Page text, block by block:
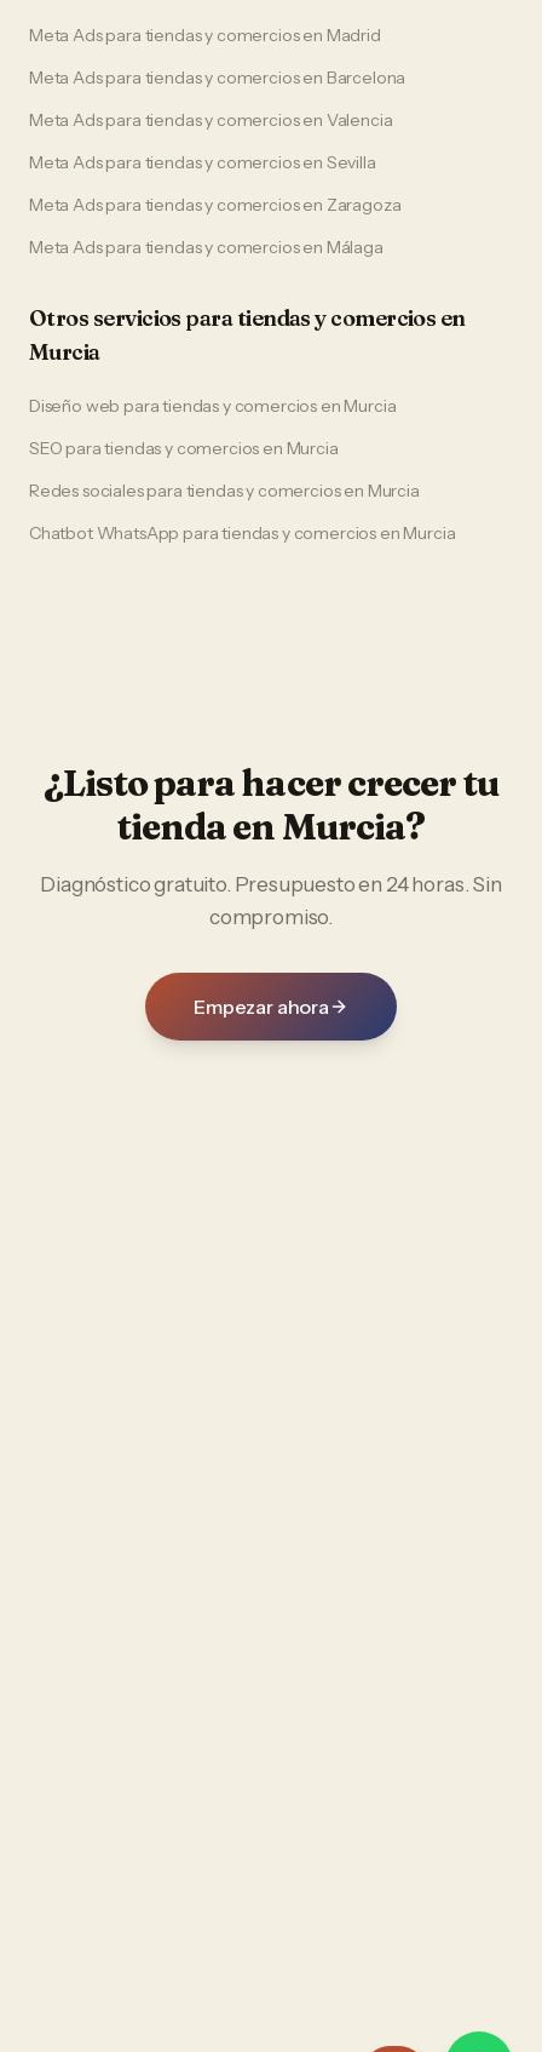
Meta Adspara tiendas y comerciosen Madrid
Meta Adspara tiendas y comerciosen Barcelona
Meta Adspara tiendas y comerciosen Valencia
Meta Adspara tiendas y comerciosen Sevilla
Meta Adspara tiendas y comerciosen Zaragoza
Meta Adspara tiendas y comerciosen Málaga
Otros servicios paratiendas y comercios en
Murcia
Diseño web paratiendas y comercios en Murcia
SEO paratiendas y comercios en Murcia
Redes socialespara tiendas y comerciosen Murcia
Chatbot WhatsApp paratiendas y comercios en Murcia
¿Listo para hacer crecer tu
tiendaenMurcia?
Diagnóstico gratuito. Presupuesto en 24 horas. Sin
compromiso.
Empezar ahora